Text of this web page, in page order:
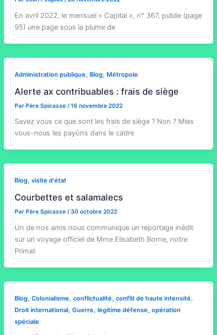
En avril 2022, le mensuel « Capital », n° 367, publie (page
95) une page sous la plume de
Administration publique, Blog, Métropole
Alerte ax contribuables : frais de siège
Par Père Spicasse /16 novembre 2022
Savez vous ce que sont les frais de siège ? Non ? Mias
vous-nous les payons dans le cadre
Blog, visite d'état
Courbettes et salamalecs
Par Père Spicasse /30 octobre 2022
Un de nos amis nous communique un reportage inédit
sur un voyage officiel de Mme Elisabeth Borne, notre
Primat
Blog, Colonialisme, conflictualité, conflit de haute intensité,
Droit international, Guerre, légitime défense, opération
spéciale